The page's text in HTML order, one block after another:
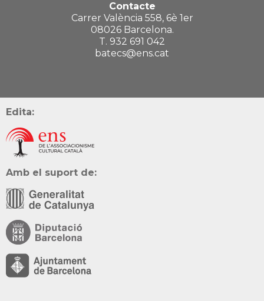
Contacte
Carrer València 558, 6è 1er
08026 Barcelona.
T. 932 691 042
batecs@ens.cat
Edita:
Amb el suport de: